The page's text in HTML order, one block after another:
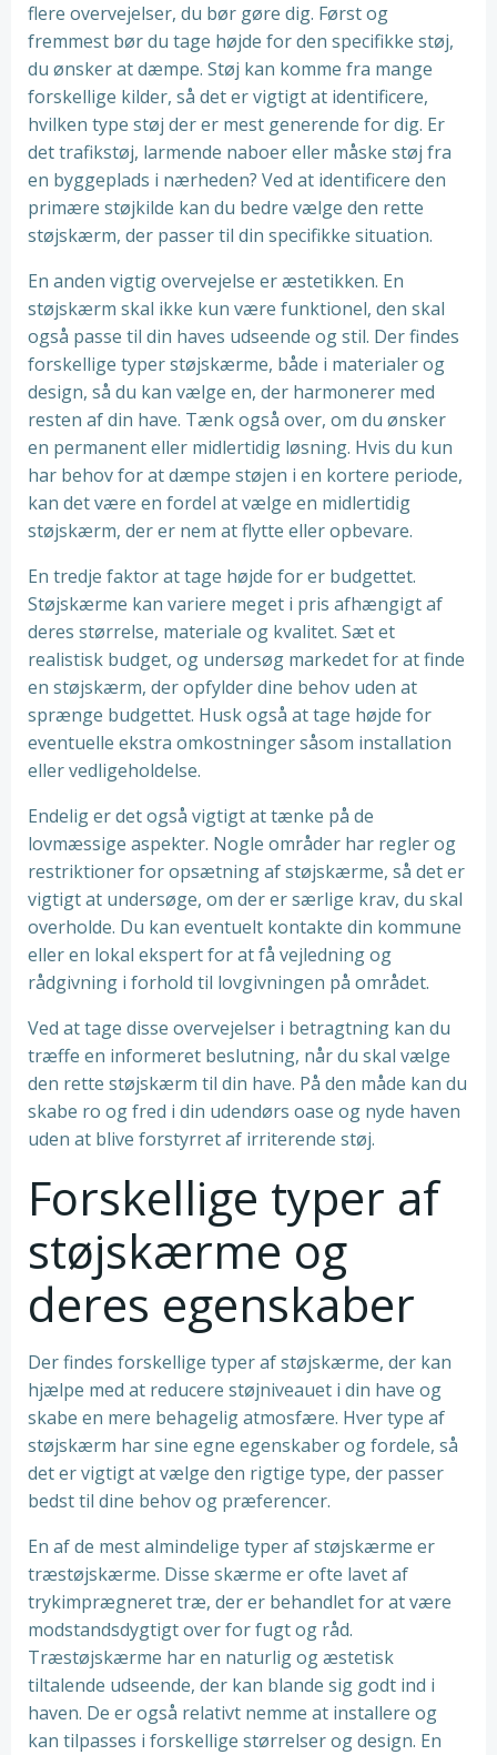
flere overvejelser, du bør gøre dig. Først og
fremmest bør du tage højde for den specifikke støj,
du ønsker at dæmpe. Støj kan komme fra mange
forskellige kilder, så det er vigtigt at identificere,
hvilken type støj der er mest generende for dig. Er
det trafikstøj, larmende naboer eller måske støj fra
en byggeplads i nærheden? Ved at identificere den
primære støjkilde kan du bedre vælge den rette
støjskærm, der passer til din specifikke situation.
En anden vigtig overvejelse er æstetikken. En
støjskærm skal ikke kun være funktionel, den skal
også passe til din haves udseende og stil. Der findes
forskellige typer støjskærme, både i materialer og
design, så du kan vælge en, der harmonerer med
resten af din have. Tænk også over, om du ønsker
en permanent eller midlertidig løsning. Hvis du kun
har behov for at dæmpe støjen i en kortere periode,
kan det være en fordel at vælge en midlertidig
støjskærm, der er nem at flytte eller opbevare.
En tredje faktor at tage højde for er budgettet.
Støjskærme kan variere meget i pris afhængigt af
deres størrelse, materiale og kvalitet. Sæt et
realistisk budget, og undersøg markedet for at finde
en støjskærm, der opfylder dine behov uden at
sprænge budgettet. Husk også at tage højde for
eventuelle ekstra omkostninger såsom installation
eller vedligeholdelse.
Endelig er det også vigtigt at tænke på de
lovmæssige aspekter. Nogle områder har regler og
restriktioner for opsætning af støjskærme, så det er
vigtigt at undersøge, om der er særlige krav, du skal
overholde. Du kan eventuelt kontakte din kommune
eller en lokal ekspert for at få vejledning og
rådgivning i forhold til lovgivningen på området.
Ved at tage disse overvejelser i betragtning kan du
træffe en informeret beslutning, når du skal vælge
den rette støjskærm til din have. På den måde kan du
skabe ro og fred i din udendørs oase og nyde haven
uden at blive forstyrret af irriterende støj.
Forskellige typer af
støjskærme og
deres egenskaber
Der findes forskellige typer af støjskærme, der kan
hjælpe med at reducere støjniveauet i din have og
skabe en mere behagelig atmosfære. Hver type af
støjskærm har sine egne egenskaber og fordele, så
det er vigtigt at vælge den rigtige type, der passer
bedst til dine behov og præferencer.
En af de mest almindelige typer af støjskærme er
træstøjskærme. Disse skærme er ofte lavet af
trykimprægneret træ, der er behandlet for at være
modstandsdygtigt over for fugt og råd.
Træstøjskærme har en naturlig og æstetisk
tiltalende udseende, der kan blande sig godt ind i
haven. De er også relativt nemme at installere og
kan tilpasses i forskellige størrelser og design. En